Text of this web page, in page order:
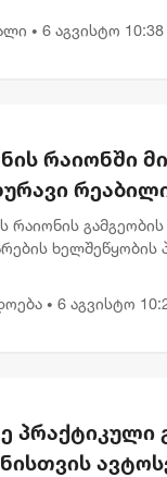
• 6 აგვისტო 10:38
რაიონში
რაიონის გამგეობის
განხო...
• 6 აგვისტო
პრაქტიკული